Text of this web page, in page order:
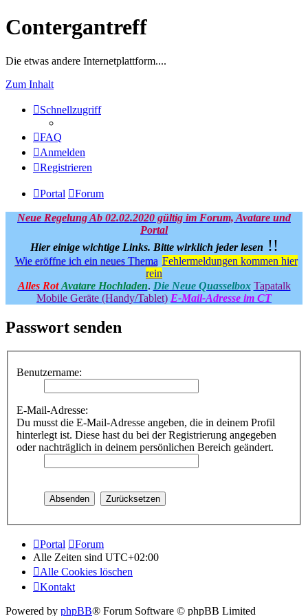
Contergantreff
Die etwas andere Internetplattform....
Zum Inhalt
Schnellzugriff
FAQ
Anmelden
Registrieren
Portal Forum
Neue Regelung Ab 02.02.2020 gültig im Forum, Avatare und
Portal
Hier einige wichtige Links. Bitte wirklich jeder lesen !!
Wie eröffne ich ein neues Thema Fehlermeldungen kommen hier
rein
Alles Rot Avatare Hochladen. Die Neue Quasselbox Tapatalk
Mobile Geräte (Handy/Tablet) E-Mail-Adresse im CT
Passwort senden
Benutzername:
E-Mail-Adresse:
Du musst die E-Mail-Adresse angeben, die in deinem Profil
hinterlegt ist. Diese hast du bei der Registrierung angegeben
oder nachträglich in deinem persönlichen Bereich geändert.
Portal
Forum
Alle Zeiten sind UTC+02:00
Alle Cookies löschen
Kontakt
Powered by phpBB® Forum Software © phpBB Limited